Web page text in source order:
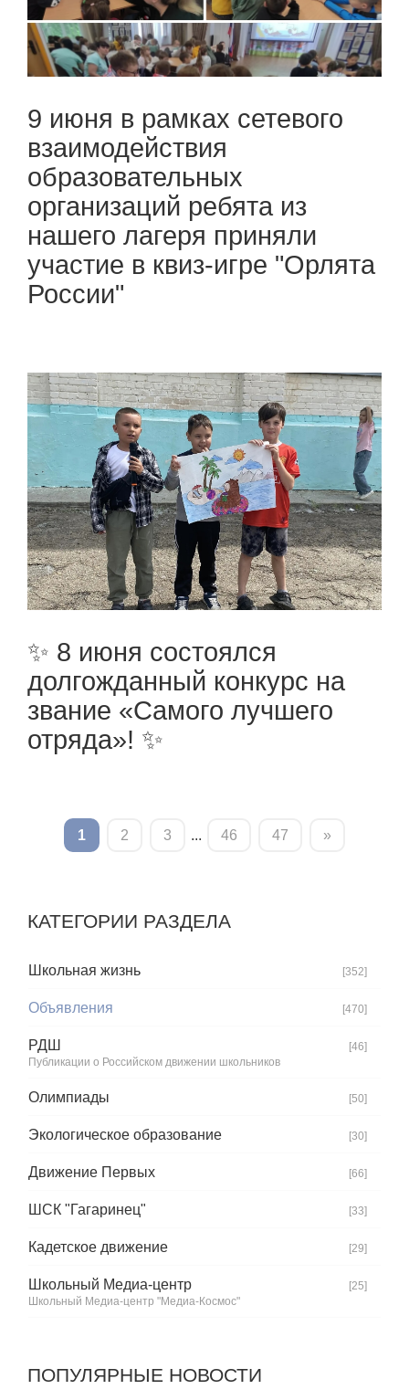
9 июня в рамках сетевого
взаимодействия
образовательных
организаций ребята из
нашего лагеря приняли
участие в квиз-игре "Орлята
России"
✨ 8 июня состоялся
долгожданный конкурс на
звание «Самого лучшего
отряда»! ✨
1 2 3 ... 46 47 »
КАТЕГОРИИ РАЗДЕЛА
Школьная жизнь [352]
Объявления [470]
РДШ
[46]
Публикации о Российском движении школьников
Олимпиады [50]
Экологическое образование [30]
Движение Первых [66]
ШСК "Гагаринец" [33]
Кадетское движение [29]
Школьный Медиа-центр
[25]
Школьный Медиа-центр "Медиа-Космос"
ПОПУЛЯРНЫЕ НОВОСТИ